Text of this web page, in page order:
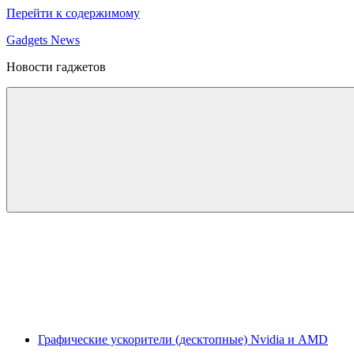
Перейти к содержимому
Gadgets News
Новости гаджетов
Графические ускорители (десктопные) Nvidia и AMD